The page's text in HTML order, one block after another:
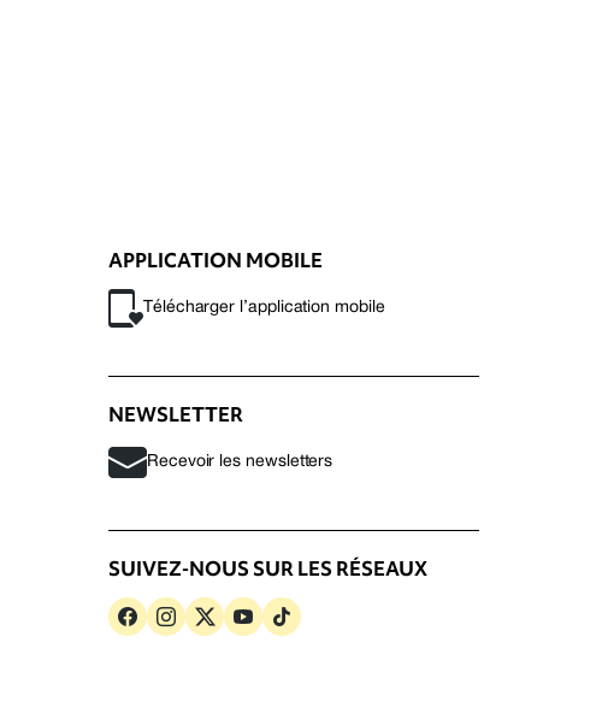
APPLICATION MOBILE
Télécharger l’application mobile
NEWSLETTER
Recevoir les newsletters
SUIVEZ-NOUS SUR LES RÉSEAUX